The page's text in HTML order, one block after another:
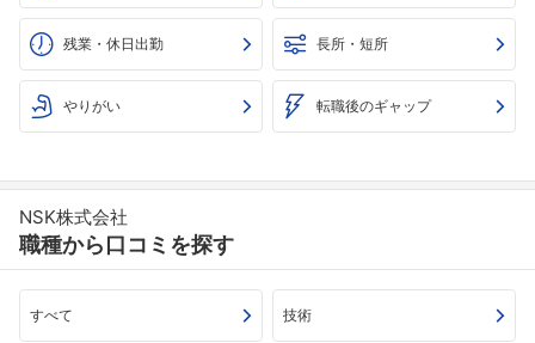
残業・休日出勤 長所・短所
やりがい 転職後のギャップ
NSK株式会社
職種から口コミを探す
すべて 技術